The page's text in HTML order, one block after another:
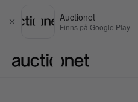
Stäng
Auctionet
Finns på Google Play